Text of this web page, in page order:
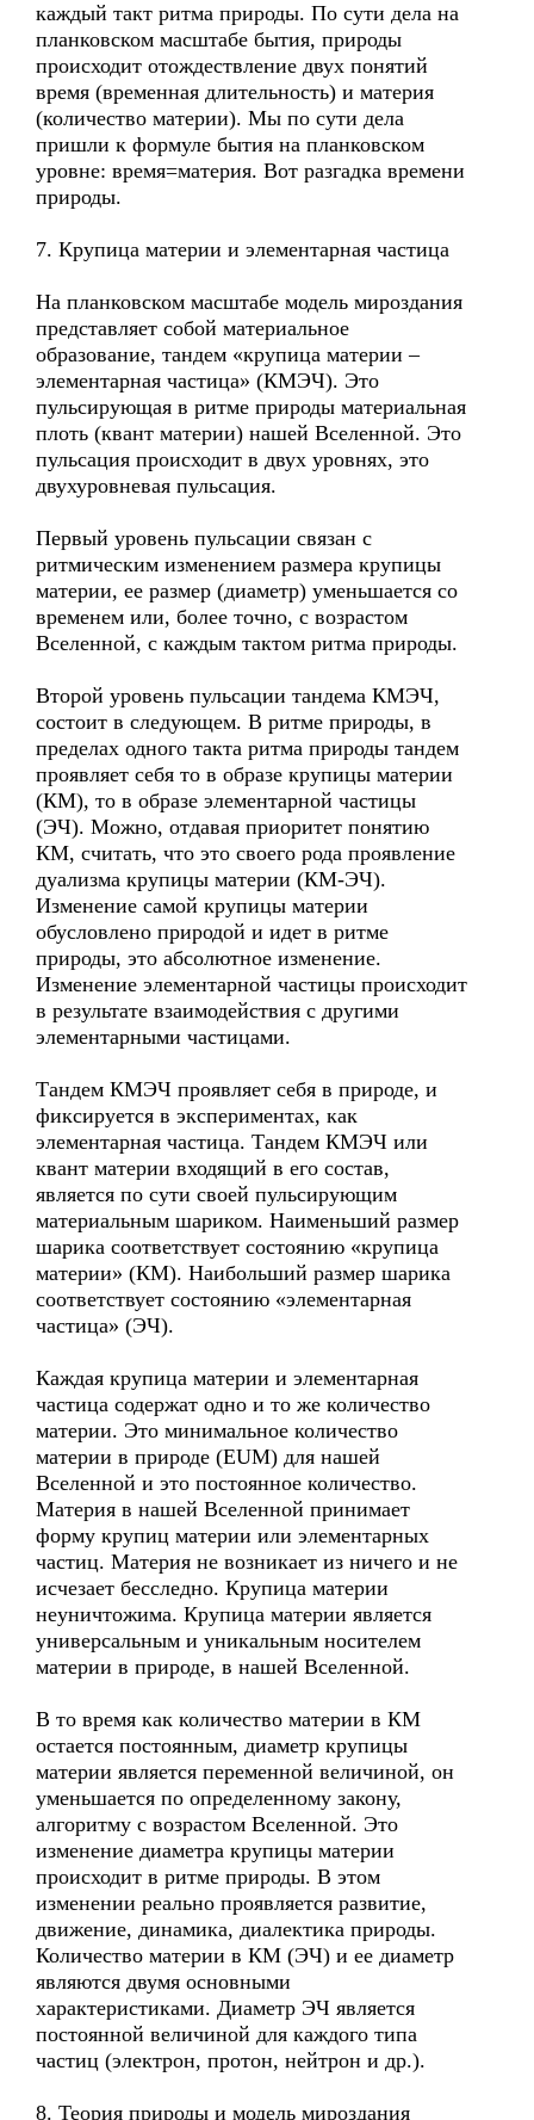
каждый такт ритма природы. По сути дела на
планковском масштабе бытия, природы
происходит отождествление двух понятий
время (временная длительность) и материя
(количество материи). Мы по сути дела
пришли к формуле бытия на планковском
уровне: время=материя. Вот разгадка времени
природы.
7. Крупица материи и элементарная частица
На планковском масштабе модель мироздания
представляет собой материальное
образование, тандем «крупица материи –
элементарная частица» (КМЭЧ). Это
пульсирующая в ритме природы материальная
плоть (квант материи) нашей Вселенной. Это
пульсация происходит в двух уровнях, это
двухуровневая пульсация.
Первый уровень пульсации связан с
ритмическим изменением размера крупицы
материи, ее размер (диаметр) уменьшается со
временем или, более точно, с возрастом
Вселенной, с каждым тактом ритма природы.
Второй уровень пульсации тандема КМЭЧ,
состоит в следующем. В ритме природы, в
пределах одного такта ритма природы тандем
проявляет себя то в образе крупицы материи
(КМ), то в образе элементарной частицы
(ЭЧ). Можно, отдавая приоритет понятию
КМ, считать, что это своего рода проявление
дуализма крупицы материи (КМ-ЭЧ).
Изменение самой крупицы материи
обусловлено природой и идет в ритме
природы, это абсолютное изменение.
Изменение элементарной частицы происходит
в результате взаимодействия с другими
элементарными частицами.
Тандем КМЭЧ проявляет себя в природе, и
фиксируется в экспериментах, как
элементарная частица. Тандем КМЭЧ или
квант материи входящий в его состав,
является по сути своей пульсирующим
материальным шариком. Наименьший размер
шарика соответствует состоянию «крупица
материи» (КМ). Наибольший размер шарика
соответствует состоянию «элементарная
частица» (ЭЧ).
Каждая крупица материи и элементарная
частица содержат одно и то же количество
материи. Это минимальное количество
материи в природе (EUM) для нашей
Вселенной и это постоянное количество.
Материя в нашей Вселенной принимает
форму крупиц материи или элементарных
частиц. Материя не возникает из ничего и не
исчезает бесследно. Крупица материи
неуничтожима. Крупица материи является
универсальным и уникальным носителем
материи в природе, в нашей Вселенной.
В то время как количество материи в КМ
остается постоянным, диаметр крупицы
материи является переменной величиной, он
уменьшается по определенному закону,
алгоритму с возрастом Вселенной. Это
изменение диаметра крупицы материи
происходит в ритме природы. В этом
изменении реально проявляется развитие,
движение, динамика, диалектика природы.
Количество материи в КМ (ЭЧ) и ее диаметр
являются двумя основными
характеристиками. Диаметр ЭЧ является
постоянной величиной для каждого типа
частиц (электрон, протон, нейтрон и др.).
8. Теория природы и модель мироздания